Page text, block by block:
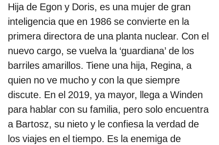
Hija de Egon y Doris, es una mujer de gran
inteligencia que en 1986 se convierte en la
primera directora de una planta nuclear. Con el
nuevo cargo, se vuelva la ‘guardiana’ de los
barriles amarillos. Tiene una hija, Regina, a
quien no ve mucho y con la que siempre
discute. En el 2019, ya mayor, llega a Winden
para hablar con su familia, pero solo encuentra
a Bartosz, su nieto y le confiesa la verdad de
los viajes en el tiempo. Es la enemiga de